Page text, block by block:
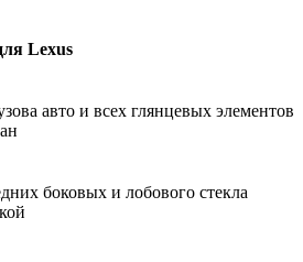
Lexus
авто и всех глянцевых элементов
боковых и лобового стекла